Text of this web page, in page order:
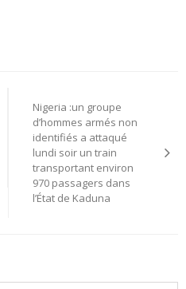
Nigeria :un groupe
d’hommes armés non
identifiés a attaqué
lundi soir un train
transportant environ
970 passagers dans
l’État de Kaduna